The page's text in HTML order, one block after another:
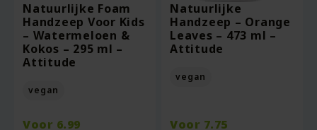
Natuurlijke Foam
Handzeep Voor Kids
– Watermeloen &
Kokos – 295 ml –
Attitude
vegan
Voor 6.99
Natuurlijke
Handzeep – Orange
Leaves – 473 ml –
Attitude
vegan
Voor 7.75